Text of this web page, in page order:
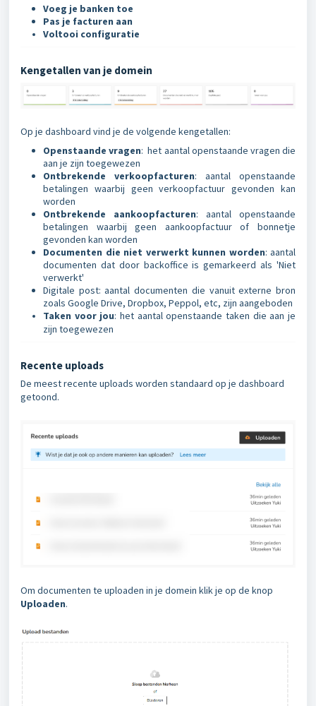
Voeg je banken toe
Pas je facturen aan
Voltooi configuratie
Kengetallen van je domein
Op je dashboard vind je de volgende kengetallen:
Openstaande vragen: het aantal openstaande vragen die
aan je zijn toegewezen
Ontbrekende verkoopfacturen: aantal openstaande
betalingen waarbij geen verkoopfactuur gevonden kan
worden
Ontbrekende aankoopfacturen: aantal openstaande
betalingen waarbij geen aankoopfactuur of bonnetje
gevonden kan worden
Documenten die niet verwerkt kunnen worden: aantal
documenten dat door backoffice is gemarkeerd als 'Niet
verwerkt'
Digitale post: aantal documenten die vanuit externe bron
zoals Google Drive, Dropbox, Peppol, etc, zijn aangeboden
Taken voor jou: het aantal openstaande taken die aan je
zijn toegewezen
Recente uploads
De meest recente uploads worden standaard op je dashboard
getoond.
Om documenten te uploaden in je domein klik je op de knop
Uploaden.